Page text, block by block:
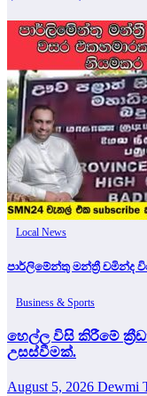
Local News
පාර්ලිමේන්තු මන්ත්‍රී චමින්ද
Business & Sports
හෙල්ල විසි කිරීමේ
උසස්වීමක්.
August 5, 2026 Dewmi